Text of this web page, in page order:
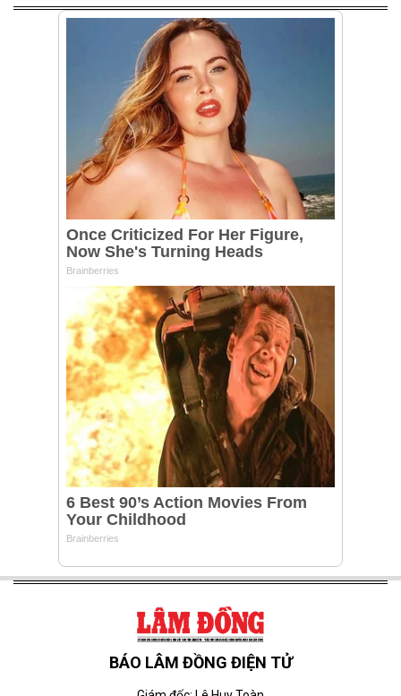
BÁO LÂM ĐỒNG ĐIỆN TỬ